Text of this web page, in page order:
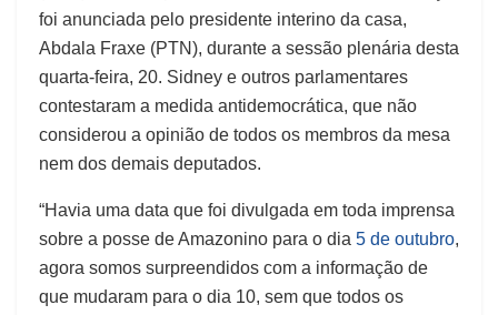
foi anunciada pelo presidente interino da casa,
Abdala Fraxe (PTN), durante a sessão plenária desta
quarta-feira, 20. Sidney e outros parlamentares
contestaram a medida antidemocrática, que não
considerou a opinião de todos os membros da mesa
nem dos demais deputados.
“Havia uma data que foi divulgada em toda imprensa
sobre a posse de Amazonino para o dia 5 de outubro,
agora somos surpreendidos com a informação de
que mudaram para o dia 10, sem que todos os